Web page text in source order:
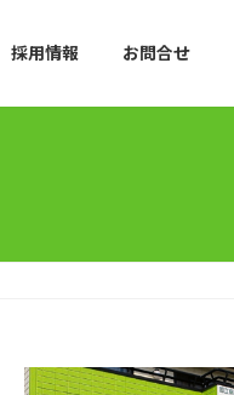
採用情報 お問合せ